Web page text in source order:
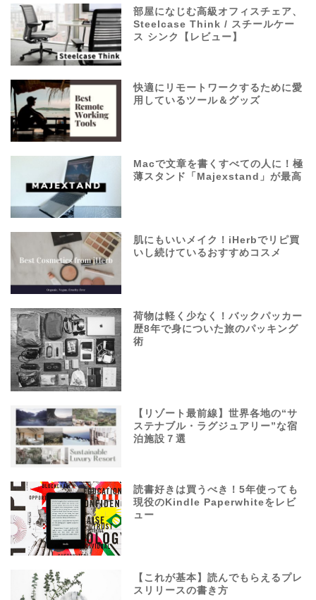
部屋になじむ高級オフィスチェア、
Steelcase Think / スチールケー
ス シンク【レビュー】
快適にリモートワークするために愛
用しているツール＆グッズ
Macで文章を書くすべての人に！極
薄スタンド「Majexstand」が最高
肌にもいいメイク！iHerbでリピ買
いし続けているおすすめコスメ
荷物は軽く少なく！バックパッカー
歴8年で身についた旅のパッキング
術
【リゾート最前線】世界各地の“サ
ステナブル・ラグジュアリー”な宿
泊施設７選
読書好きは買うべき！5年使っても
現役のKindle Paperwhiteをレビ
ュー
【これが基本】読んでもらえるプレ
スリリースの書き方